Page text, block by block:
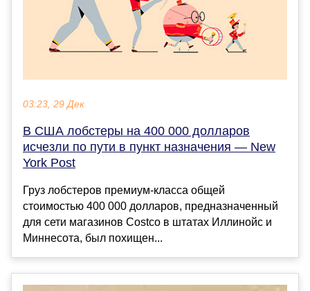
03:23, 29 Дек
В США лобстеры на 400 000 долларов
исчезли по пути в пункт назначения — New
York Post
Груз лобстеров премиум-класса общей
стоимостью 400 000 долларов, предназначенный
для сети магазинов Costco в штатах Иллинойс и
Миннесота, был похищен...